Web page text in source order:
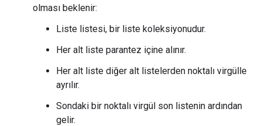
olması beklenir:
Liste listesi, bir liste koleksiyonudur.
Her alt liste parantez içine alınır.
Her alt liste diğer alt listelerden noktalı virgülle
ayrılır.
Sondaki bir noktalı virgül son listenin ardından
gelir.